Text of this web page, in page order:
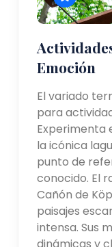
Emoción
El variado
para
Experimenta
la icónica
punto de
conocido. El
Cañón de
paisajes
intensa. Sus